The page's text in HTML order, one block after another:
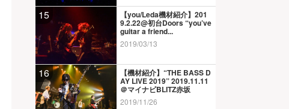
15 【you/Leda機材紹介】201
9.2.22@初台Doors “you’ve
guitar a friend...
2019/03/13
16 【機材紹介】“THE BASS D
AY LIVE 2019” 2019.11.11
＠マイナビBLITZ赤坂
2019/11/26